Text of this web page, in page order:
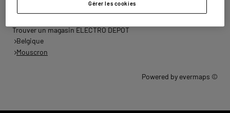
Trouver un magasin ELECTRO DEPOT
Belgique
Mouscron
Powered by evermaps ©
Gérer les cookies